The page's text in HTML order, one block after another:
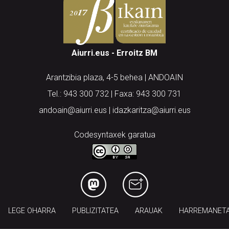
Aiurri.eus - Erroitz BM
Arantzibia plaza, 4-5 behea | ANDOAIN
Tel.: 943 300 732 | Faxa: 943 300 731
andoain@aiurri.eus | idazkaritza@aiurri.eus
Codesyntaxek garatua
LEGE OHARRA PUBLIZITATEA ARAUAK